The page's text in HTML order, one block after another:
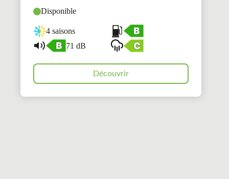
Disponible
4 saisons
71 dB
Découvrir